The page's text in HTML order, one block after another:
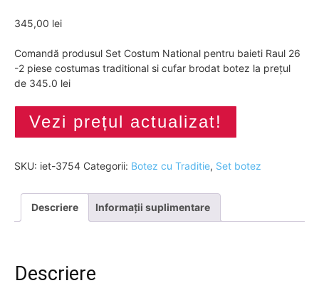
345,00 lei
Comandă produsul Set Costum National pentru baieti Raul 26
-2 piese costumas traditional si cufar brodat botez la prețul
de 345.0 lei
Vezi prețul actualizat!
SKU: iet-3754 Categorii: Botez cu Traditie, Set botez
Descriere Informații suplimentare
Descriere